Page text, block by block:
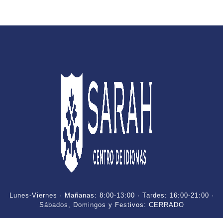
Lunes-Viernes · Mañanas: 8:00-13:00 · Tardes: 16:00-21:00 ·
Sábados, Domingos y Festivos: CERRADO